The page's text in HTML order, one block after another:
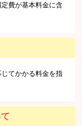
費が基本料金に含
てかかる料金を指